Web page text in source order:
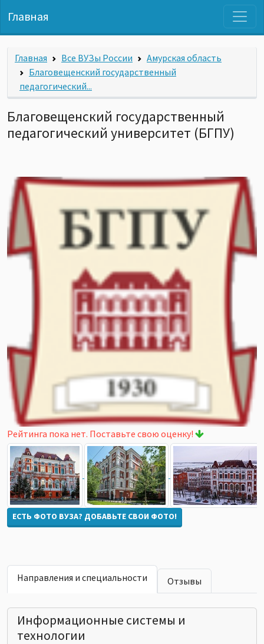
Главная
Главная Все ВУЗы России
Амурская область
Благовещенский государственный
педагогический...
Благовещенский государственный
педагогический университет (БГПУ)
Рейтинга пока нет. Поставьте свою оценку!
ЕСТЬ ФОТО ВУЗА? ДОБАВЬТЕ СВОИ ФОТО!
Направления и специальности Отзывы
Информационные системы и
технологии